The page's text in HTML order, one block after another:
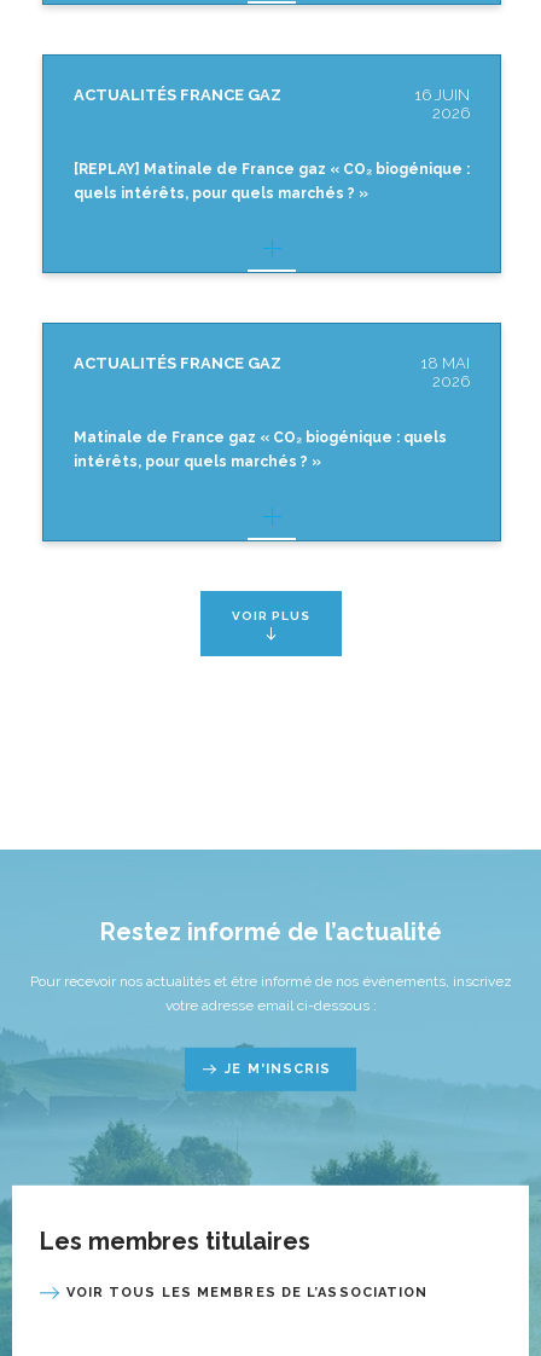
ACTUALITÉS FRANCE GAZ
16 JUIN
2026
[REPLAY] Matinale de France gaz « CO₂ biogénique :
quels intérêts, pour quels marchés ? »
ACTUALITÉS FRANCE GAZ
18 MAI
2026
Matinale de France gaz « CO₂ biogénique : quels
intérêts, pour quels marchés ? »
VOIR PLUS
Restez informé de l’actualité
Pour recevoir nos actualités et être informé de nos événements, inscrivez
votre adresse email ci-dessous :
JE M'INSCRIS
Les membres titulaires
VOIR TOUS LES MEMBRES DE L’ASSOCIATION